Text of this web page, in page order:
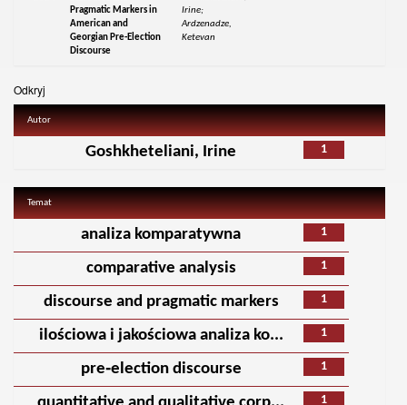
Pragmatic Markers in
American and
Georgian Pre-Election
Discourse
Irine;
Ardzenadze,
Ketevan
Odkryj
Autor
1
Goshkheteliani, Irine
Temat
1
analiza komparatywna
1
comparative analysis
1
discourse and pragmatic markers
1
ilościowa i jakościowa analiza ko...
1
pre‑election discourse
1